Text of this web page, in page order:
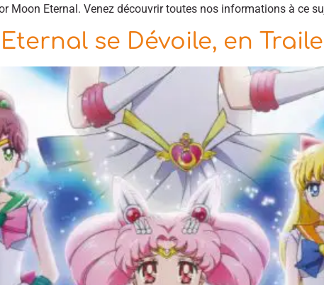
Moon Eternal. Venez découvrir toutes nos informations à ce
se Dévoile, en